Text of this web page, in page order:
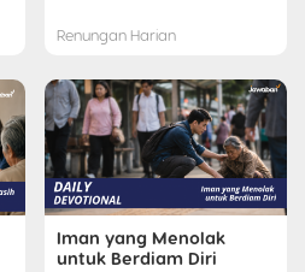
Renungan Harian
Iman yang Menolak
untuk Berdiam Diri